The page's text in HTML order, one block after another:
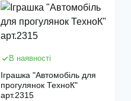
В наявності
Іграшка "Автомобіль для
прогулянок ТехноК"
арт.2315